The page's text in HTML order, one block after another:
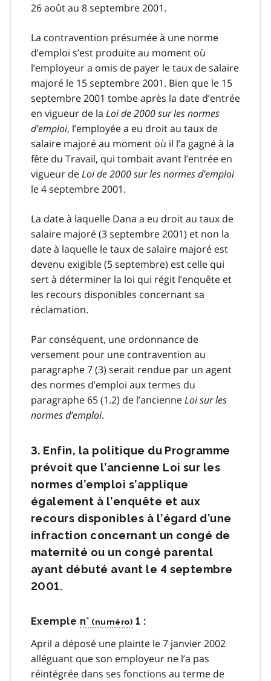
26 août au 8 septembre 2001.
La contravention présumée à une norme
d’emploi s’est produite au moment où
l’employeur a omis de payer le taux de salaire
majoré le 15 septembre 2001. Bien que le 15
septembre 2001 tombe après la date d’entrée
en vigueur de la Loi de 2000 sur les normes
d’emploi, l’employée a eu droit au taux de
salaire majoré au moment où il l’a gagné à la
fête du Travail, qui tombait avant l’entrée en
vigueur deLoi de 2000 sur les normes d’emploi
le 4 septembre 2001.
La date à laquelle Dana a eu droit au taux de
salaire majoré (3 septembre 2001) et non la
date à laquelle le taux de salaire majoré est
devenu exigible (5 septembre) est celle qui
sert à déterminer la loi qui régit l’enquête et
les recours disponibles concernant sa
réclamation.
Par conséquent, une ordonnance de
versement pour une contravention au
paragraphe 7 (3) serait rendue par un agent
des normes d’emploi aux termes du
paragraphe 65 (1.2) de l’ancienneLoi sur les
normes d’emploi.
3. Enfin, la politique du Programme
prévoit que l’ancienne Loi sur les
normes d’emploi s’applique
également à l’enquête et aux
recours disponibles à l’égard d’une
infraction concernant un congé de
maternité ou un congé parental
ayant débuté avant le 4 septembre
2001.
Exemple n° 1 :
April a déposé une plainte le 7 janvier 2002
alléguant que son employeur ne l’a pas
réintégrée dans ses fonctions au terme de